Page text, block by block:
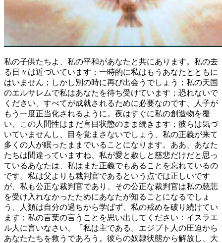
私の子供たちよ、私の平和があなたと共にあります。私の去
る日々は近づいています；一時的に私はもうあなたとともに
はいません；しかし別の時に再び出会うでしょう；私の天国
のエルサレムで私はあなたを待ち受けています；恐れないで
ください、すべてが成就されるために必要なのです、人子が
もう一度正当化されるように。夜はすぐに私の創造物を覆
い、この人間性はまだ盲目状態のまま続きます；彼らは気づ
いていませんし、目を覚まさないでしょう、私の正義が来て
多くの人が眠ったままでいることになります。ああ、あなた
たちは間違っていますね、私が愛と赦しと慈悲だけだと思っ
ているあなたは、私はまた正義でもあることを忘れているの
です。私は父よりも裁判官であるという点では正しいです
が、私も公正な裁判官であり、その公正な裁判官は私の慈悲
を受け入れなかったためにあなたが知ることになるでしょ
う、人類は自分の過ちから学ばず、私の戒めを破り続けてい
ます；私の言葉の言うことを思い出してください：イスラエ
ル人に言いなさい、「私は主である。エジプト人の圧迫から
あなたたちを救うであろう。彼らの奴隷状態から解放し、大